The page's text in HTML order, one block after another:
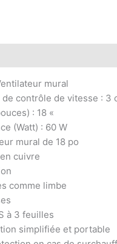
mural
de contrôle de vitesse : 3
: 18 «
(Watt) : 60 W
mural de 18 po
cuivre
comme limbe
à 3 feuilles
simplifiée et portable